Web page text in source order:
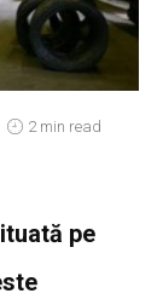
2 min read
pe